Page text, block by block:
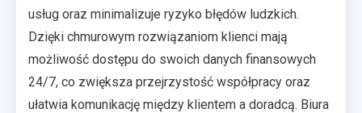
usług oraz minimalizuje ryzyko błędów ludzkich.
Dzięki chmurowym rozwiązaniom klienci mają
możliwość dostępu do swoich danych finansowych
24/7, co zwiększa przejrzystość współpracy oraz
ułatwia komunikację między klientem a doradcą. Biura